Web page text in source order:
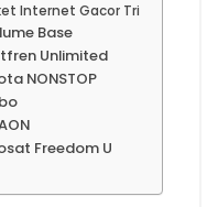
Internet Gacor Tri
Base
Unlimited
NONSTOP
Freedom U